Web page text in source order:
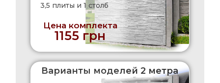
3,5 плиты и 1 столб
Цена комплекта
1155 грн
Варианты моделей 2 метра